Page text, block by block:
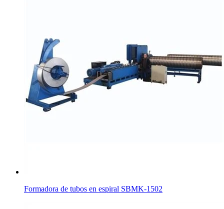
Formadora de tubos en espiral SBMK-1502